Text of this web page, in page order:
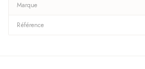
Marque
Référence